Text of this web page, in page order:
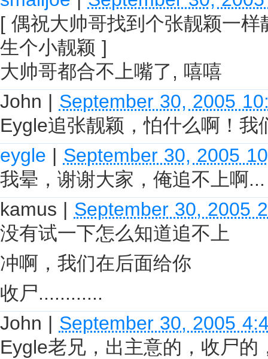
[ 偶祝大帅哥找到个张靓颖一样
生个小靓颖 ]
大帅哥都合不上嘴了, 嘻嘻
John | September 30, 2005
Eygle追张靓颖，怕什么啊！我
eygle | September 30, 2005
我晕，谢谢大家，俺追不上啊...
kamus | September 30, 2005
没有试一下怎么知道追不上
冲啊，我们在后面给你
收尸............
John | September 30, 2005
Eygle老兄，出主意的，收尸